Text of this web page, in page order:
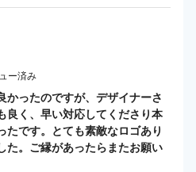
ー済み
かったのですが、デザイナーさ
良く、早い対応してくださり本
たです。とても素敵なロゴあり
た。ご縁があったらまたお願い